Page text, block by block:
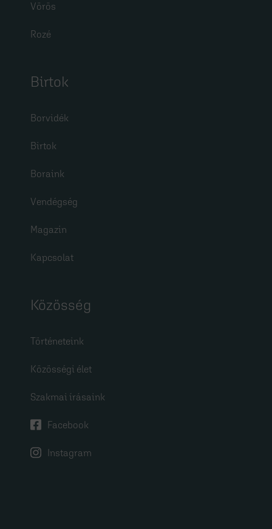
Vörös
Rozé
Birtok
Borvidék
Birtok
Boraink
Vendégség
Magazin
Kapcsolat
Közösség
Történeteink
Közösségi élet
Szakmai írásaink
Facebook
Instagram